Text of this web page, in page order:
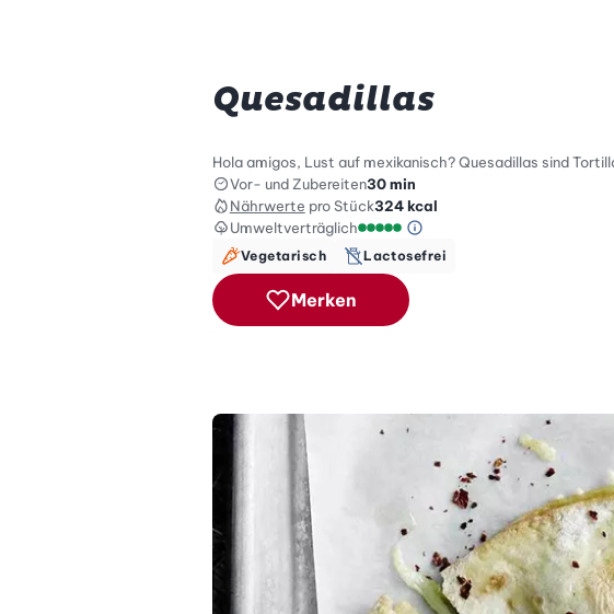
Quesadillas
Hola amigos, Lust auf mexikanisch? Quesadillas sind
Vor- und Zubereiten30 min
Nährwerte pro Stück324 kcal
Umweltverträglich
Green Betty Skala Info
Vegetarisch Lactosefrei
Merken